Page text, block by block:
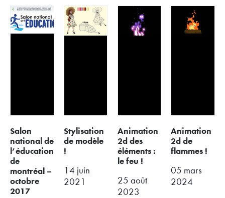
salon
national de
l’éducation
de
montréal –
octobre
2017
stylisation
de modèle
!
14 juin
2021
animation
2d des
éléments :
le feu !
25 août
2023
animation
2d de
flammes !
05 mars
2024